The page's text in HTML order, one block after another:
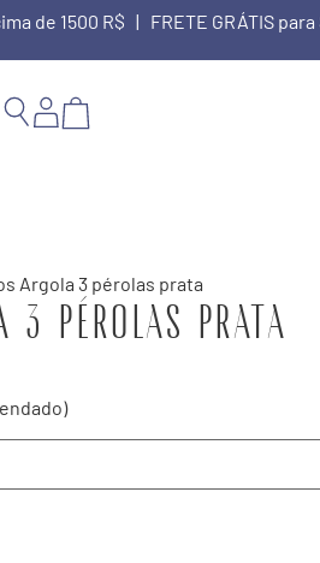
de 1500 R$ | FRETE GRÁTIS para
Argola 3 pérolas prata
3 pérolas prata